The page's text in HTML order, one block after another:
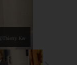
@Thierry Ker